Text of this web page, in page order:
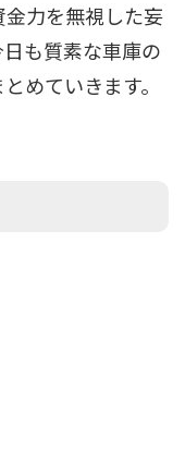
力を無視した妄
も質素な車庫の
めていきます。